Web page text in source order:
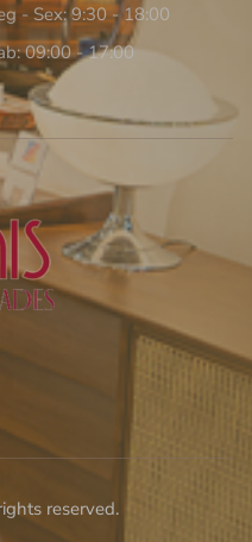
- Sex: 9:30 - 18:00
09:00 - 17:00
reserved.